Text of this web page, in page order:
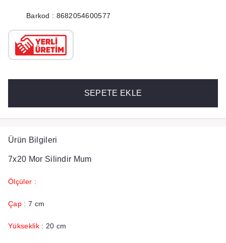
Barkod : 8682054600577
SEPETE EKLE
Ürün Bilgileri
7x20 Mor Silindir Mum
Ölçüler :
Çap : 7 cm
Yükseklik : 20 cm